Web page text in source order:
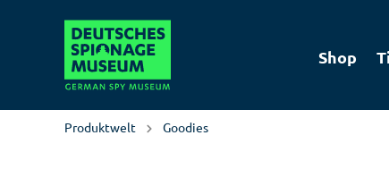
Shop
Produktwelt Goodies